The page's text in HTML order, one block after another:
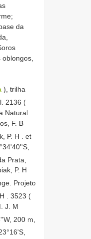
da
), trilha
2136 (
Natural
F. B
P. H .et
Prata,
P. H
Projeto
.3523 (
J. M
200 m,
23°16'S,